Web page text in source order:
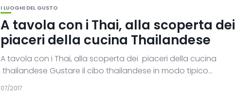
I LUOGHI DEL GUSTO
A tavola con i Thai, alla scoperta dei
piaceri della cucina Thailandese
A tavola con i Thai, alla scoperta dei piaceri della cucina
thailandese Gustare il cibo thailandese in modo tipico...
07/2017